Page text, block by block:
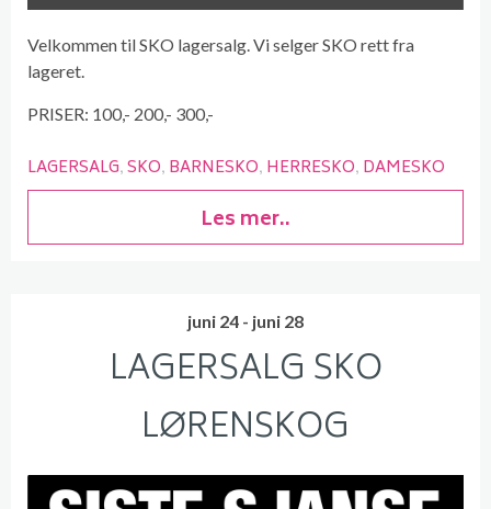
Velkommen til SKO lagersalg. Vi selger SKO rett fra
lageret.
PRISER: 100,- 200,- 300,-
LAGERSALG SKO BARNESKO HERRESKO DAMESKO
Les mer..
juni 24 - juni 28
LAGERSALG SKO
LØRENSKOG